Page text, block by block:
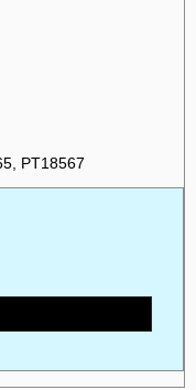
PT18567